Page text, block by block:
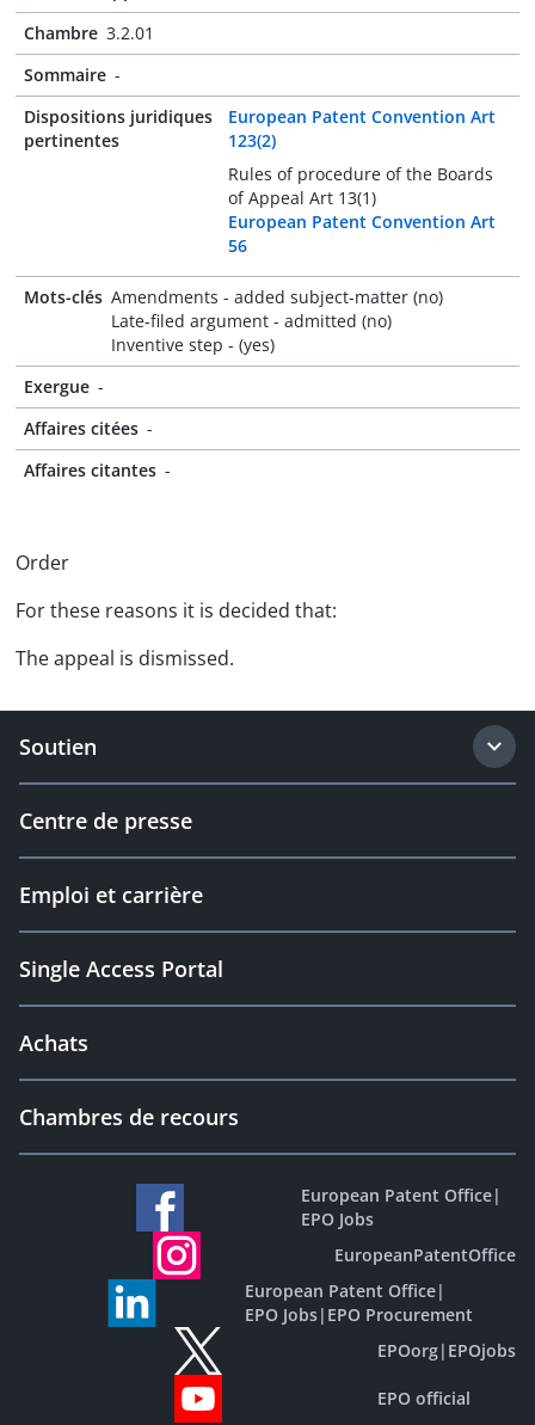
Chambre 3.2.01
Sommaire -
Dispositions juridiques
pertinentes
European Patent Convention Art
123(2)
Rules of procedure of the Boards
of Appeal Art 13(1)
European Patent Convention Art
56
Mots-clés Amendments - added subject-matter (no)
Late-filed argument - admitted (no)
Inventive step - (yes)
Exergue -
Affaires citées -
Affaires citantes -
Order
For these reasons it is decided that:
The appeal is dismissed.
Soutien
Centre de presse
Emploi et carrière
Single Access Portal
Achats
Chambres de recours
European Patent Office|
EPO Jobs
EuropeanPatentOffice
European Patent Office|
EPO Jobs| EPO Procurement
EPOorg| EPOjobs
EPO official